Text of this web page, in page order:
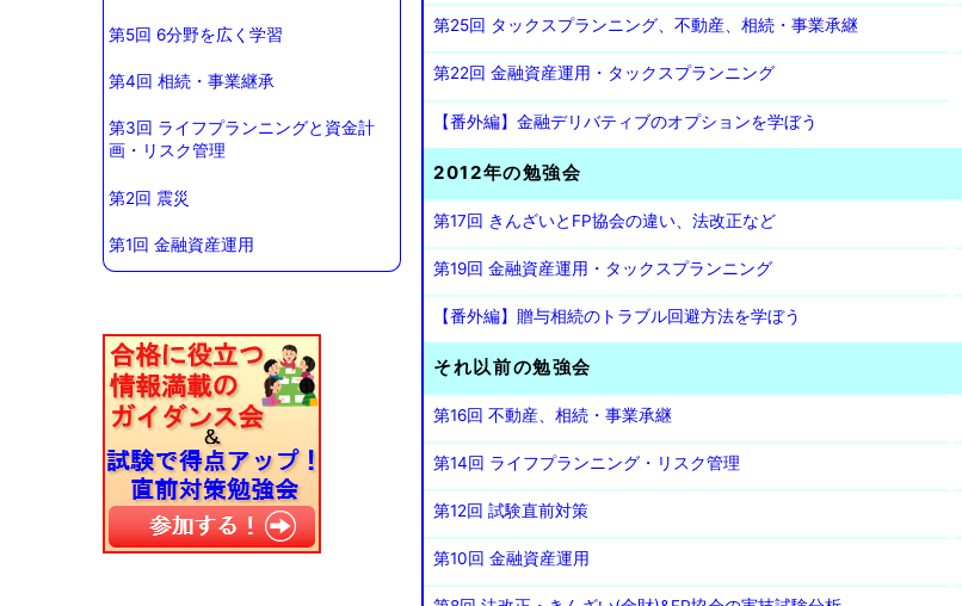
第5回 6分野を広く学習
第4回 相続・事業継承
第3回 ライフプランニングと資金計
画・リスク管理
第2回 震災
第1回 金融資産運用
第25回 タックスプランニング、不動産、相続・事業承継
第22回 金融資産運用・タックスプランニング
【番外編】金融デリバティブのオプションを学ぼう
2012年の勉強会
第17回 きんざいとFP協会の違い、法改正など
第19回 金融資産運用・タックスプランニング
【番外編】贈与相続のトラブル回避方法を学ぼう
それ以前の勉強会
第16回 不動産、相続・事業承継
第14回 ライフプランニング・リスク管理
第12回 試験直前対策
第10回 金融資産運用